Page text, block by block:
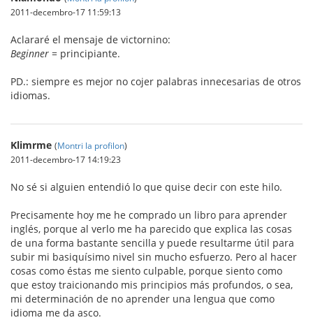
2011-decembro-17 11:59:13
Aclararé el mensaje de victornino:
Beginner = principiante.
PD.: siempre es mejor no cojer palabras innecesarias de otros
idiomas.
Klimrme (Montri la profilon)
2011-decembro-17 14:19:23
No sé si alguien entendió lo que quise decir con este hilo.
Precisamente hoy me he comprado un libro para aprender
inglés, porque al verlo me ha parecido que explica las cosas
de una forma bastante sencilla y puede resultarme útil para
subir mi basiquísimo nivel sin mucho esfuerzo. Pero al hacer
cosas como éstas me siento culpable, porque siento como
que estoy traicionando mis principios más profundos, o sea,
mi determinación de no aprender una lengua que como
idioma me da asco.